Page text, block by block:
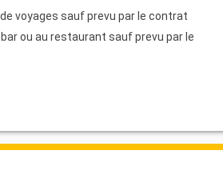
voyages sauf prevu par le contrat
ou au restaurant sauf prevu par le